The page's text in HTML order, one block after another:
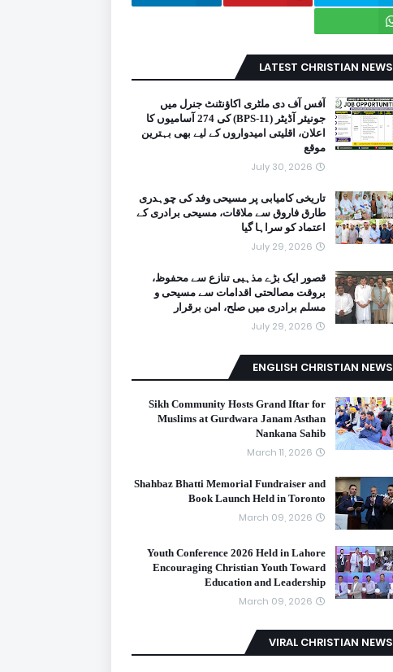
LATEST CHRISTIAN NEWS
آفس آف دی ملٹری اکاؤنٹنٹ جنرل میں
جونیئر آڈیٹر (BPS-11) کی 274 آسامیوں کا
اعلان، اقلیتی امیدواروں کے لیے بھی بہترین
موقع
July 30, 2026
تاریخی کامیابی پر مسیحی وفد کی چوہدری
طارق فاروق سے ملاقات، مسیحی برادری کے
اعتماد کو سراہا گیا
July 29, 2026
قصور ایک بڑے مذہبی تنازع سے محفوظ،
بروقت مصالحتی اقدامات سے مسیحی و
مسلم برادری میں صلح، امن برقرار
July 29, 2026
ENGLISH CHRISTIAN NEWS
Sikh Community Hosts Grand Iftar for
Muslims at Gurdwara Janam Asthan
Nankana Sahib
March 11, 2026
Shahbaz Bhatti Memorial Fundraiser and
Book Launch Held in Toronto
March 09, 2026
Youth Conference 2026 Held in Lahore
Encouraging Christian Youth Toward
Education and Leadership
March 09, 2026
VIRAL CHRISTIAN NEWS